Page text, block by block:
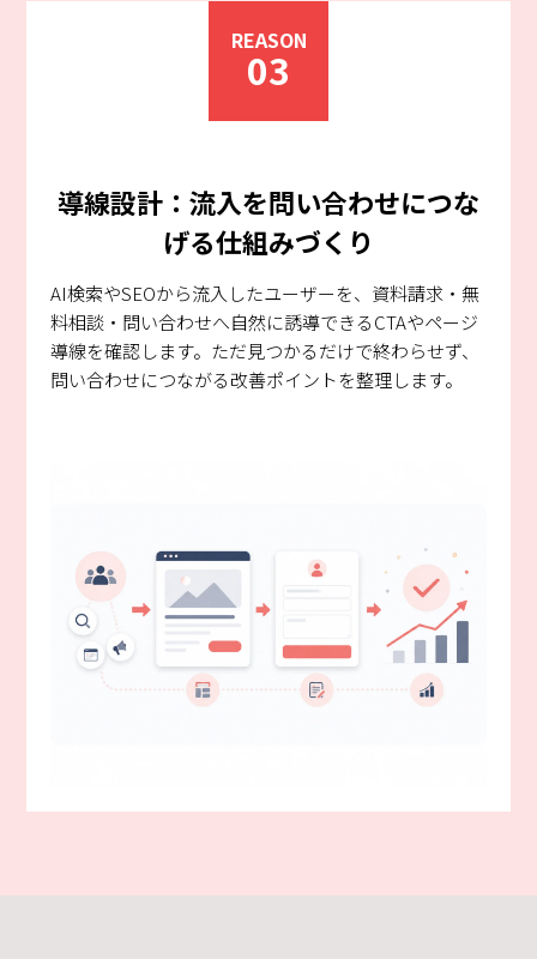
REASON
03
導線設計：流入を問い合わせにつな
げる仕組みづくり
AI検索やSEOから流入したユーザーを、資料請求・無
料相談・問い合わせへ自然に誘導できるCTAやページ
導線を確認します。ただ見つかるだけで終わらせず、
問い合わせにつながる改善ポイントを整理します。